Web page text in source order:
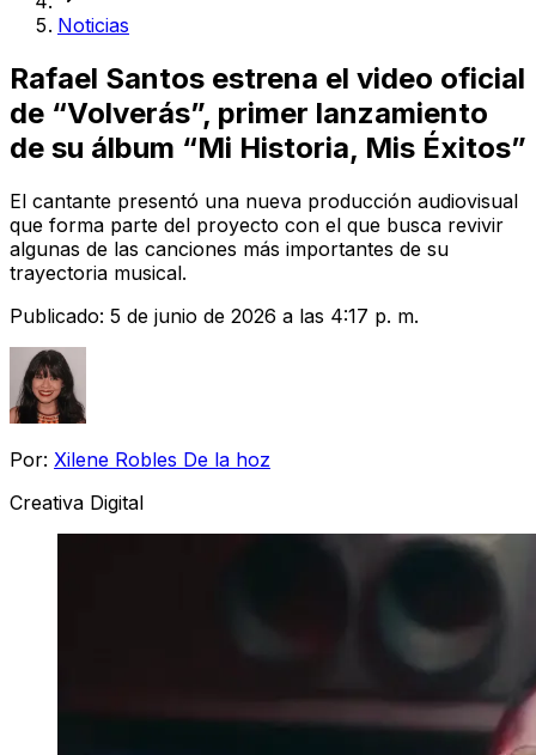
Noticias
Rafael Santos estrena el video oficial
de “Volverás”, primer lanzamiento
de su álbum “Mi Historia, Mis Éxitos”
El cantante presentó una nueva producción audiovisual
que forma parte del proyecto con el que busca revivir
algunas de las canciones más importantes de su
trayectoria musical.
Publicado: 5 de junio de 2026 a las 4:17 p. m.
Por: Xilene Robles De la hoz
Creativa Digital